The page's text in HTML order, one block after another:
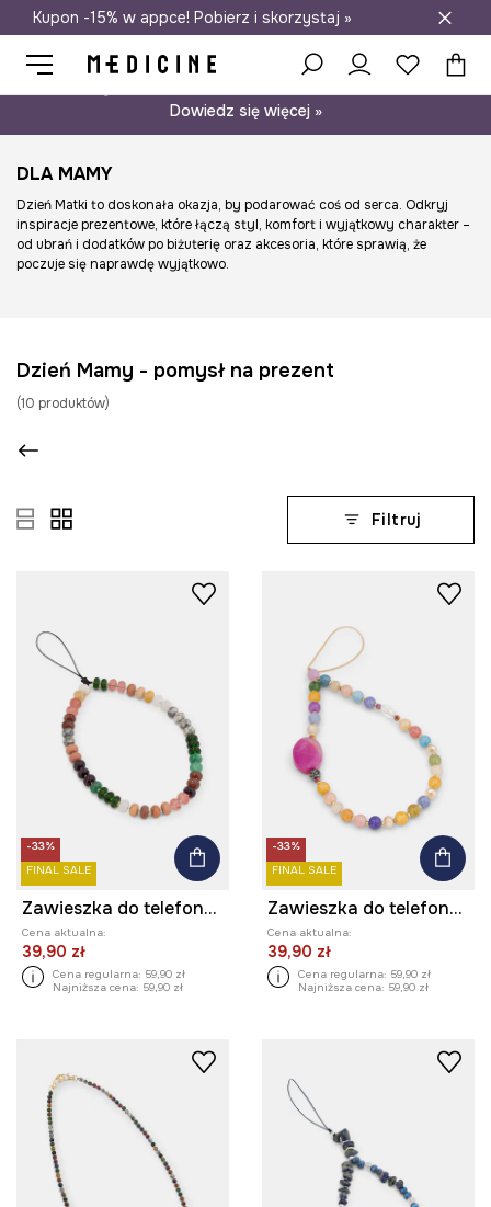
Darmowa dostawa do salonów
Kupon -15% w appce! Pobierz i skorzystaj »
Dowiedz się więcej »
DLA MAMY
Dzień Matki to doskonała okazja, by podarować coś od serca. Odkryj
inspiracje prezentowe, które łączą styl, komfort i wyjątkowy charakter –
od ubrań i dodatków po biżuterię oraz akcesoria, które sprawią, że
poczuje się naprawdę wyjątkowo.
Dzień Mamy - pomysł na prezent
(10 produktów)
Filtruj
-33%
FINAL SALE
Zawieszka do telefonu z kamieniem naturalnym
Cena aktualna:
39,90 zł
Cena regularna: 59,90 zł
Najniższa cena: 59,90 zł
-33%
FINAL SALE
Zawieszka do telefonu z kamienia naturalnego, agatu
Cena aktualna:
39,90 zł
Cena regularna: 59,90 zł
Najniższa cena: 59,90 zł